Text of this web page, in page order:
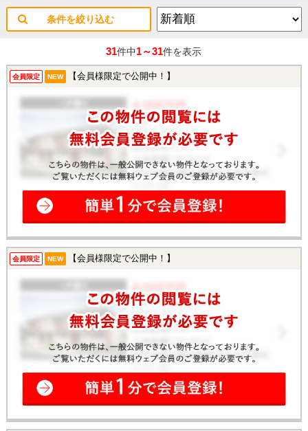
条件を絞り込む
31件中1～31件を表示
会員限定 NEW 【会員様限定で公開中！】
会員限定 NEW 【会員様限定で公開中！】